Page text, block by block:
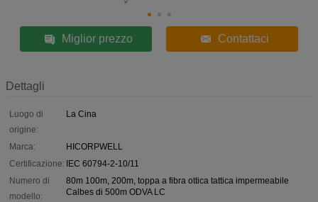
Miglior prezzo Contattaci
Dettagli
Luogo di
origine:
La Cina
Marca:
HICORPWELL
Certificazione: IEC 60794-2-10/11
Numero di
modello:
80m 100m, 200m, toppa a fibra ottica tattica impermeabile
Calbes di 500m ODVA LC